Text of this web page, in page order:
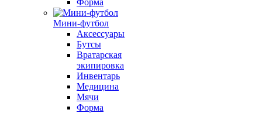
Форма
Мини-футбол
Аксессуары
Бутсы
Вратарская
экипировка
Инвентарь
Медицина
Мячи
Форма